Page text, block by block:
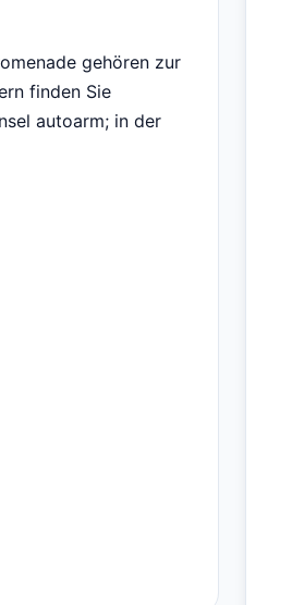
gehören zur
finden Sie
autoarm; in der